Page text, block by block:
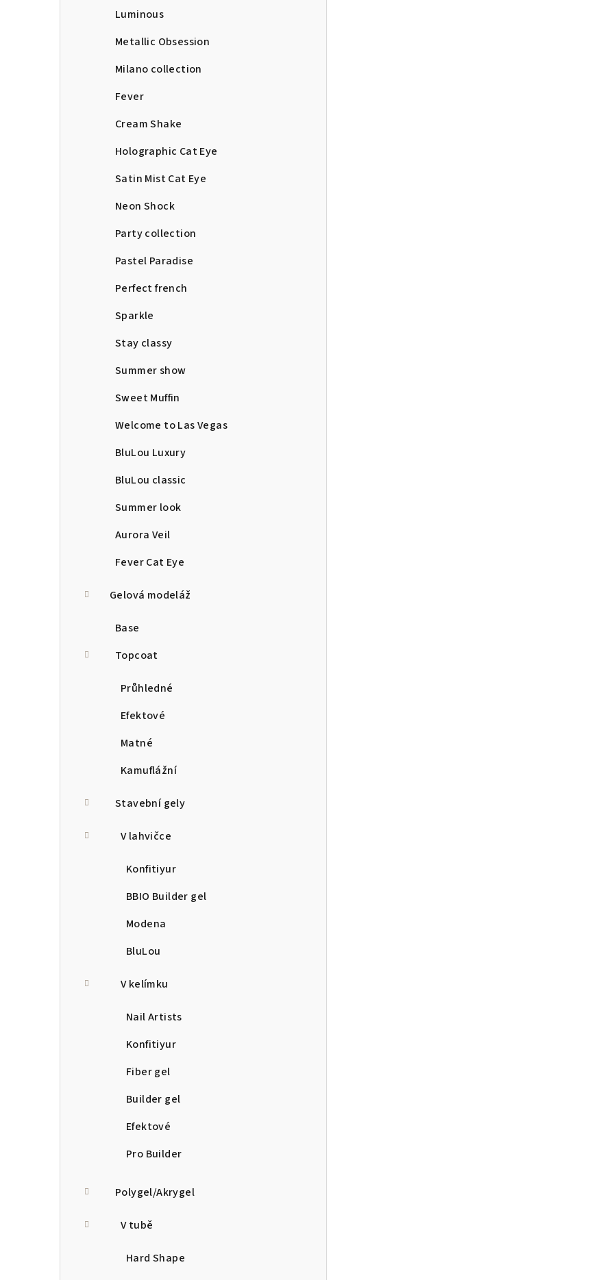
Luminous
Metallic Obsession
Milano collection
Fever
Cream Shake
Holographic Cat Eye
Satin Mist Cat Eye
Neon Shock
Party collection
Pastel Paradise
Perfect french
Sparkle
Stay classy
Summer show
Sweet Muffin
Welcome to Las Vegas
BluLou Luxury
BluLou classic
Summer look
Aurora Veil
Fever Cat Eye
Gelová modeláž
Base
Topcoat
Průhledné
Efektové
Matné
Kamuflážní
Stavební gely
V lahvičce
Konfitiyur
BBIO Builder gel
Modena
BluLou
V kelímku
Nail Artists
Konfitiyur
Fiber gel
Builder gel
Efektové
Pro Builder
Polygel/Akrygel
V tubě
Hard Shape